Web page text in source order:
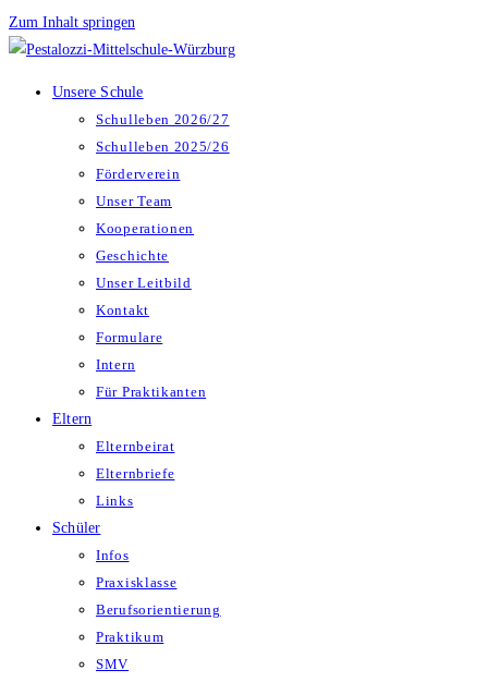
Zum Inhalt springen
Unsere Schule
Schulleben 2026/27
Schulleben 2025/26
Förderverein
Unser Team
Kooperationen
Geschichte
Unser Leitbild
Kontakt
Formulare
Intern
Für Praktikanten
Eltern
Elternbeirat
Elternbriefe
Links
Schüler
Infos
Praxisklasse
Berufsorientierung
Praktikum
SMV